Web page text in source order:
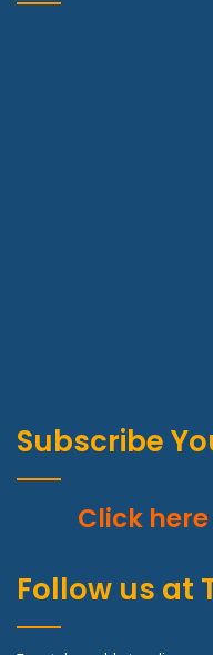
Subscribe
Click
Follow us at